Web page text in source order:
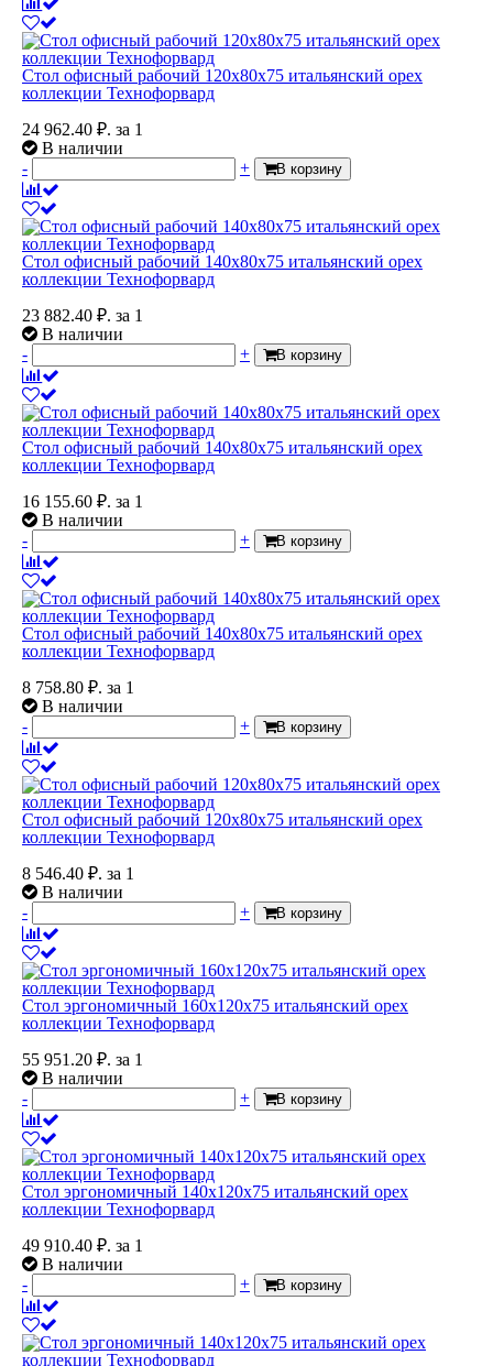
Стол офисный рабочий 120x80x75 итальянский орех
коллекции Технофорвард
24 962.40 ₽. за 1
В наличии
-
+ В корзину
Стол офисный рабочий 140x80x75 итальянский орех
коллекции Технофорвард
23 882.40 ₽. за 1
В наличии
-
+ В корзину
Стол офисный рабочий 140x80x75 итальянский орех
коллекции Технофорвард
16 155.60 ₽. за 1
В наличии
-
+ В корзину
Стол офисный рабочий 140x80x75 итальянский орех
коллекции Технофорвард
8 758.80 ₽. за 1
В наличии
-
+ В корзину
Стол офисный рабочий 120x80x75 итальянский орех
коллекции Технофорвард
8 546.40 ₽. за 1
В наличии
-
+ В корзину
Стол эргономичный 160x120x75 итальянский орех
коллекции Технофорвард
55 951.20 ₽. за 1
В наличии
-
+ В корзину
Стол эргономичный 140x120x75 итальянский орех
коллекции Технофорвард
49 910.40 ₽. за 1
В наличии
-
+ В корзину